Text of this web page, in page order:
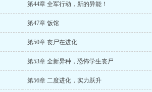
第44章 全军行动，新的异能！
第47章 饭馆
第50章 丧尸在进化
第53章 全新异种，恐怖学生丧尸
第56章 二度进化，实力跃升